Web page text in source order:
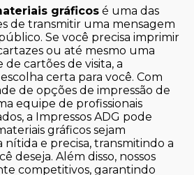
gráficos é uma das
de transmitir uma mensagem
Se você precisa imprimir
ou até mesmo uma
cartões de visita, a
escolha certa para você. Com
de opções de impressão de
equipe de profissionais
a Impressos ADG pode
gráficos sejam
nítida e precisa, transmitindo a
deseja. Além disso, nossos
competitivos, garantindo